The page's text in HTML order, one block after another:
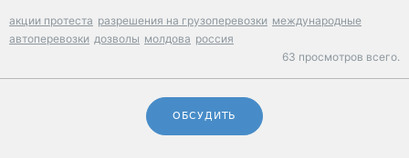
акции протеста разрешения на грузоперевозки международные
автоперевозки дозволы молдова россия
63 просмотров всего.
ОБСУДИТЬ